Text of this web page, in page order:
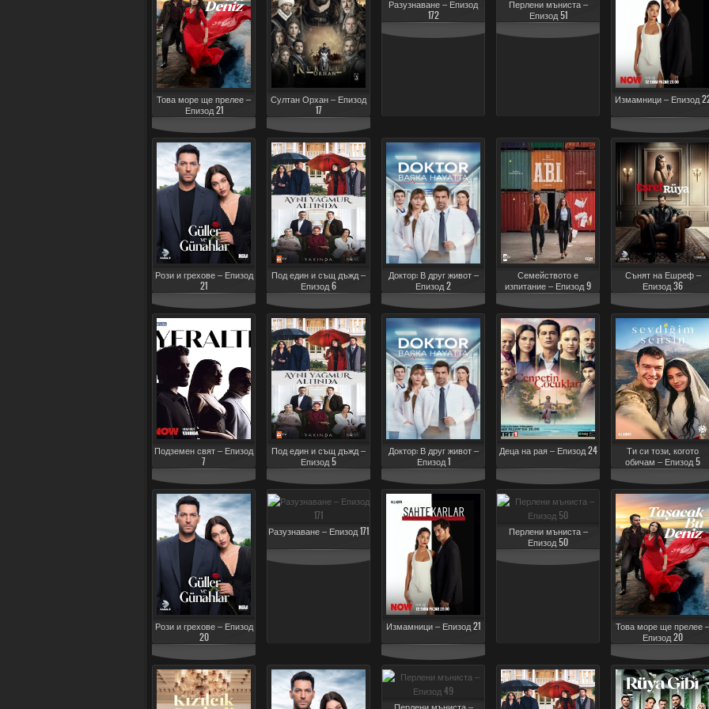
Това море ще прелее –
Епизод 21
Султан Орхан – Епизод
17
Разузнаване – Епизод
172
Перлени мъниста –
Епизод 51
Измамници – Епизод
Рози и грехове – Епизод
21
Под един и същ дъжд –
Епизод 6
Доктор: В друг живот –
Епизод 2
Семейството е
изпитание – Епизод 9
Сънят на Ешреф –
Епизод 36
Подземен свят – Епизод
7
Под един и същ дъжд –
Епизод 5
Доктор: В друг живот –
Епизод 1
Деца на рая – Епизод 24
Ти си този, когото
обичам – Епизод 5
Рози и грехове – Епизод
20
Разузнаване – Епизод 171
Измамници – Епизод 21
Перлени мъниста –
Епизод 50
Това море ще прелее –
Епизод 20